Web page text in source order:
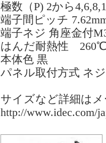
極数（P) 2から
端子間ピッチ
端子ネジ 角座金付
はんだ耐熱性
本体色 黒
パネル取付方式 ネ
サイズなど詳細は
http://www.idec.com/